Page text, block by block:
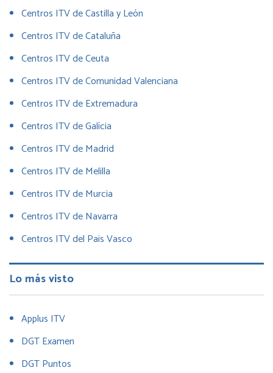
Centros ITV de Castilla y León
Centros ITV de Cataluña
Centros ITV de Ceuta
Centros ITV de Comunidad Valenciana
Centros ITV de Extremadura
Centros ITV de Galícia
Centros ITV de Madrid
Centros ITV de Melilla
Centros ITV de Murcia
Centros ITV de Navarra
Centros ITV del Pais Vasco
Lo más visto
Applus ITV
DGT Examen
DGT Puntos